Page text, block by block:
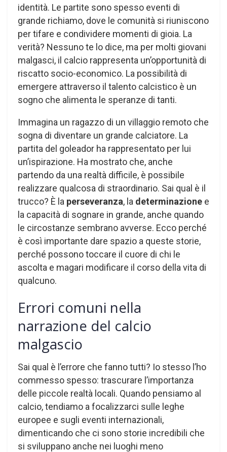
identità. Le partite sono spesso eventi di
grande richiamo, dove le comunità si riuniscono
per tifare e condividere momenti di gioia. La
verità? Nessuno te lo dice, ma per molti giovani
malgasci, il calcio rappresenta un’opportunità di
riscatto socio-economico. La possibilità di
emergere attraverso il talento calcistico è un
sogno che alimenta le speranze di tanti.
Immagina un ragazzo di un villaggio remoto che
sogna di diventare un grande calciatore. La
partita del goleador ha rappresentato per lui
un’ispirazione. Ha mostrato che, anche
partendo da una realtà difficile, è possibile
realizzare qualcosa di straordinario. Sai qual è il
trucco? È la perseveranza, la determinazione e
la capacità di sognare in grande, anche quando
le circostanze sembrano avverse. Ecco perché
è così importante dare spazio a queste storie,
perché possono toccare il cuore di chi le
ascolta e magari modificare il corso della vita di
qualcuno.
Errori comuni nella
narrazione del calcio
malgascio
Sai qual è l’errore che fanno tutti? Io stesso l’ho
commesso spesso: trascurare l’importanza
delle piccole realtà locali. Quando pensiamo al
calcio, tendiamo a focalizzarci sulle leghe
europee e sugli eventi internazionali,
dimenticando che ci sono storie incredibili che
si sviluppano anche nei luoghi meno